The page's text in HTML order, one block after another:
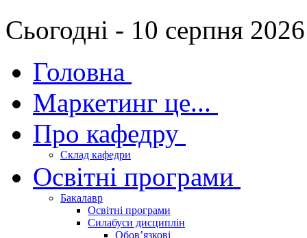
Сьогодні - 10 серпня
Головна
Маркетинг це...
Про кафедру
Склад кафедри
Освітні програми
Бакалавр
Освітні програми
Силабуси дисциплін
Обов’язкові